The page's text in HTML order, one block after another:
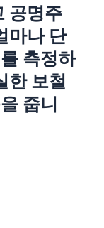
공명주
마나 단
측정하
한 보철
줍니